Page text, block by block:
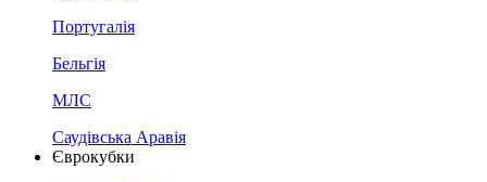
Португалія
Бельгія
МЛС
Саудівська Аравія
Єврокубки